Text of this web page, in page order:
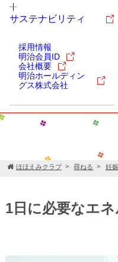
サステナビリティ
採用情報
明治会員ID
会社概要
明治ホールディン
グス株式会社
ほほえみクラブ 尋ねる 妊
1日に必要なエ